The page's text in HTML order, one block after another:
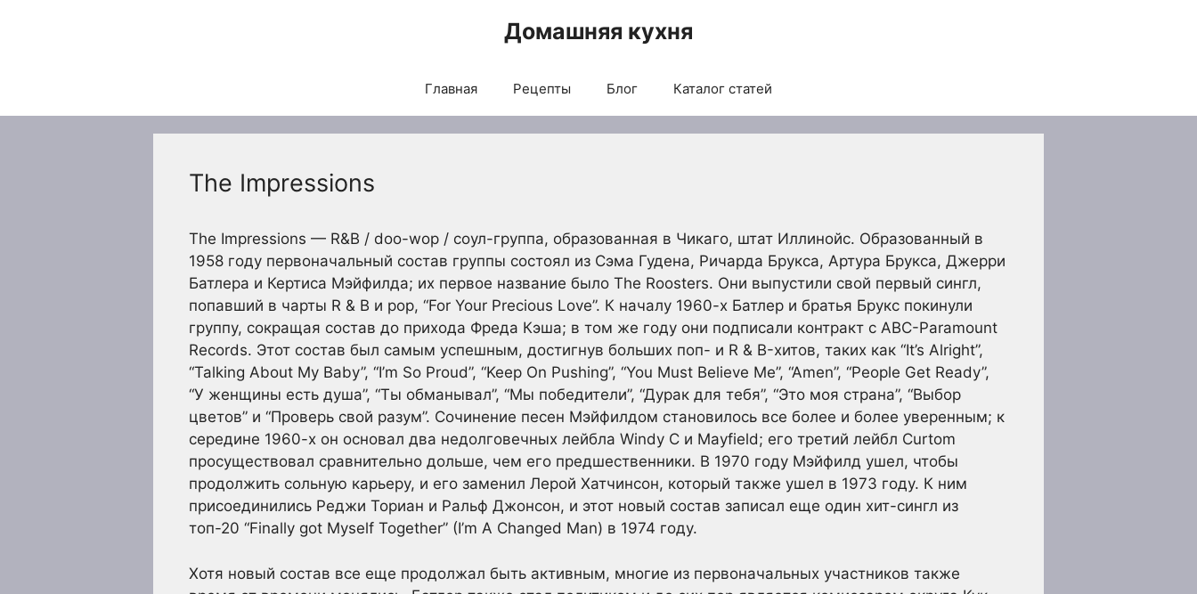
Домашняя кухня
Главная Рецепты Блог Каталог статей
The Impressions
The Impressions — R&B / doo-wop / соул-группа, образованная в Чикаго, штат Иллинойс. Образованный в
1958 году первоначальный состав группы состоял из Сэма Гудена, Ричарда Брукса, Артура Брукса, Джерри
Батлера и Кертиса Мэйфилда; их первое название было The Roosters. Они выпустили свой первый сингл,
попавший в чарты R & B и pop, “For Your Precious Love”. К началу 1960-х Батлер и братья Брукс покинули
группу, сокращая состав до прихода Фреда Кэша; в том же году они подписали контракт с ABC-Paramount
Records. Этот состав был самым успешным, достигнув больших поп- и R & B-хитов, таких как “It’s Alright”,
“Talking About My Baby”, “I’m So Proud”, “Keep On Pushing”, “You Must Believe Me”, “Amen”, “People Get Ready”,
“У женщины есть душа”, “Ты обманывал”, “Мы победители”, “Дурак для тебя”, “Это моя страна”, “Выбор
цветов” и “Проверь свой разум”. Сочинение песен Мэйфилдом становилось все более и более уверенным; к
середине 1960-х он основал два недолговечных лейбла Windy C и Mayfield; его третий лейбл Curtom
просуществовал сравнительно дольше, чем его предшественники. В 1970 году Мэйфилд ушел, чтобы
продолжить сольную карьеру, и его заменил Лерой Хатчинсон, который также ушел в 1973 году. К ним
присоединились Реджи Ториан и Ральф Джонсон, и этот новый состав записал еще один хит-сингл из
топ-20 “Finally got Myself Together” (I’m A Changed Man) в 1974 году.
Хотя новый состав все еще продолжал быть активным, многие из первоначальных участников также